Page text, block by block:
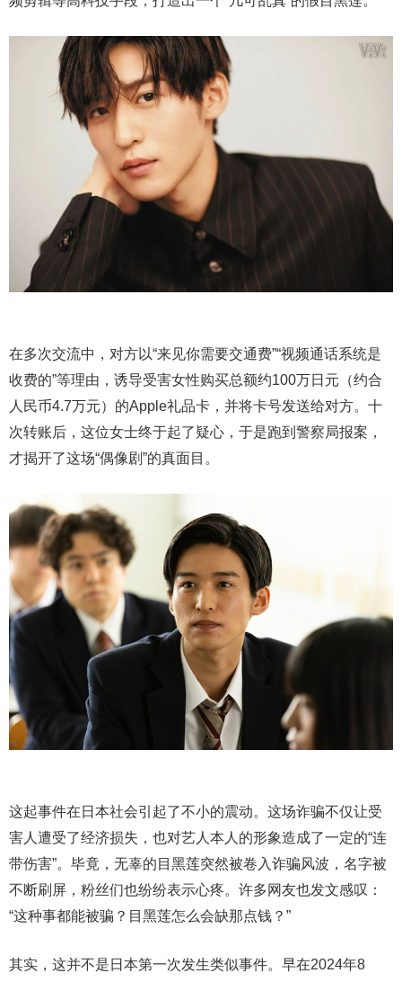
在多次交流中，对方以“来见你需要交通费”“视频通话系统是
收费的”等理由，诱导受害女性购买总额约100万日元（约合
人民币4.7万元）的Apple礼品卡，并将卡号发送给对方。十
次转账后，这位女士终于起了疑心，于是跑到警察局报案，
才揭开了这场“偶像剧”的真面目。
这起事件在日本社会引起了不小的震动。这场诈骗不仅让受
害人遭受了经济损失，也对艺人本人的形象造成了一定的“连
带伤害”。毕竟，无辜的目黑莲突然被卷入诈骗风波，名字被
不断刷屏，粉丝们也纷纷表示心疼。许多网友也发文感叹：
“这种事都能被骗？目黑莲怎么会缺那点钱？”
其实，这并不是日本第一次发生类似事件。早在2024年8